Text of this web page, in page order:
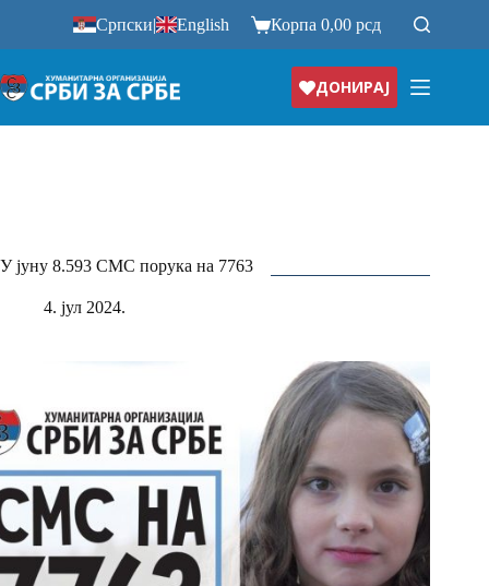
Српски| English Корпа0,00рсд
ДОНИРАЈ
У јуну 8.593 СМС порука на 7763
4. јул 2024.